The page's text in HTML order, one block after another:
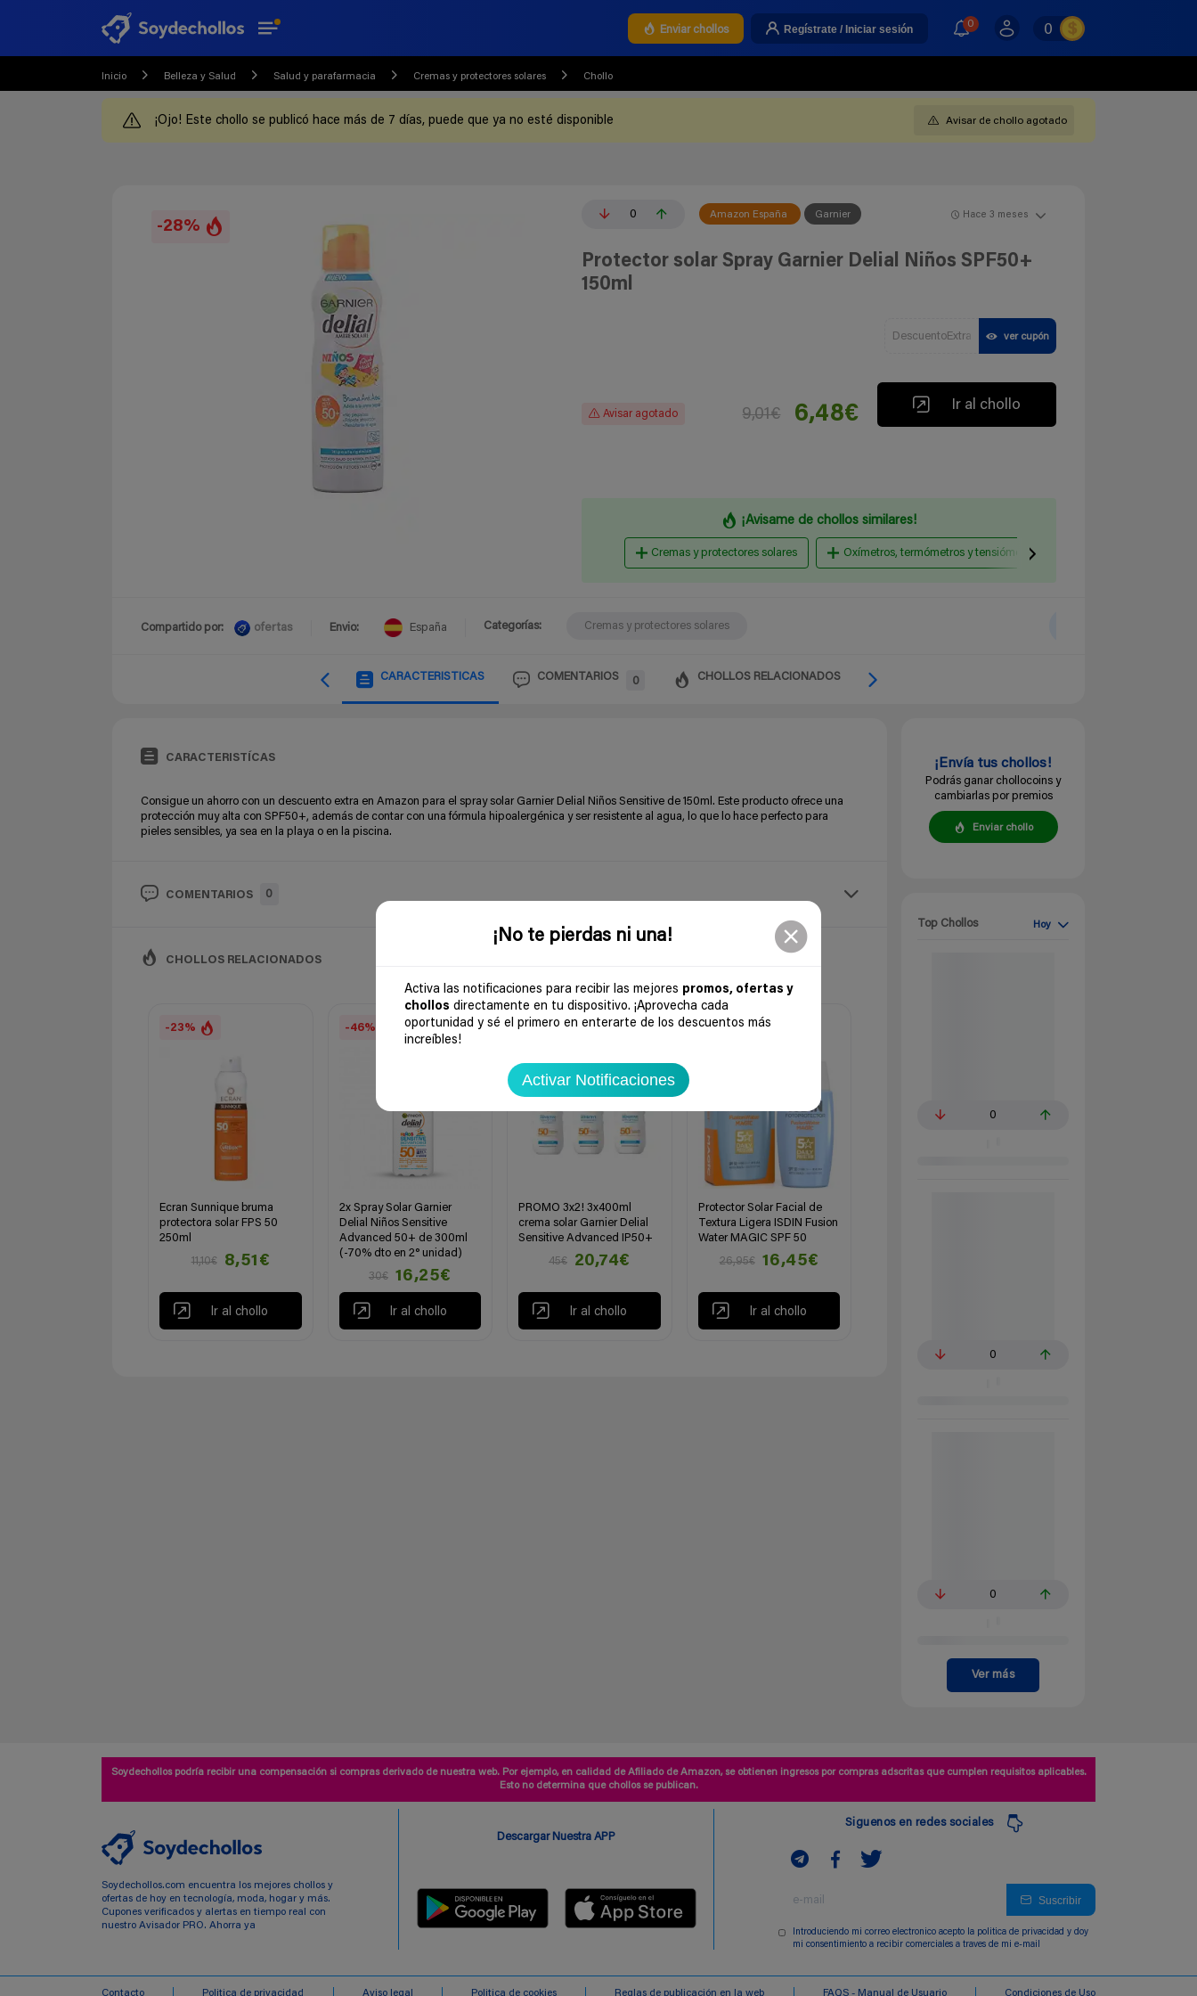
¡No te pierdas ni una!
Activa las notificaciones para recibir las mejores promos, ofertas y
chollos directamente en tu dispositivo. ¡Aprovecha cada
oportunidad y sé el primero en enterarte de los descuentos más
increíbles!
Activar Notificaciones
Enviar chollos Regístrate / Iniciar sesión 0 0
Inicio Belleza y Salud Salud y parafarmacia Cremas y protectores solares Chollo
¡Ojo! Este chollo se publicó hace más de 7 días, puede que ya no esté disponible Avisar de chollo agotado
-28%
0 Amazon España Garnier Hace 3 meses
Protector solar Spray Garnier Delial Niños SPF50+
150ml
DescuentoExtra ver cupón
Avisar agotado 9,01€ 6,48€ Ir al chollo
¡Avisame de chollos similares!
Cremas y protectores solares Oxímetros, termómetros y tensiómetros
Compartido por: ofertas Envio: España Categorías: Cremas y protectores solares
CARACTERISTICAS COMENTARIOS 0 CHOLLOS RELACIONADOS
CARACTERISTÍCAS
Consigue un ahorro con un descuento extra en Amazon para el spray solar Garnier Delial Niños Sensitive de 150ml. Este producto ofrece una
protección muy alta con SPF50+, además de contar con una fórmula hipoalergénica y ser resistente al agua, lo que lo hace perfecto para
pieles sensibles, ya sea en la playa o en la piscina.
COMENTARIOS 0
CHOLLOS RELACIONADOS
-23%
Ecran Sunnique bruma
protectora solar FPS 50
250ml
11,10€
8,51€
Ir al chollo
-46%
2x Spray Solar Garnier
Delial Niños Sensitive
Advanced 50+ de 300ml
(-70% dto en 2° unidad)
30€
16,25€
Ir al chollo
-54%
PROMO 3x2! 3x400ml
crema solar Garnier Delial
Sensitive Advanced IP50+
45€
20,74€
Ir al chollo
-39%
Protector Solar Facial de
Textura Ligera ISDIN Fusion
Water MAGIC SPF 50
26,95€
16,45€
Ir al chollo
¡Envía tus chollos!
Podrás ganar chollocoins y
cambiarlas por premios
Enviar chollo
Top Chollos Hoy
0
0
0
Ver más
Soydechollos podría recibir una compensación si compras derivado de nuestra web. Por ejemplo, en calidad de Afiliado de Amazon, se obtienen ingresos por compras adscritas que cumplen requisitos aplicables.
Esto no determina que chollos se publican.
Soydechollos.com encuentra los mejores chollos y
ofertas de hoy en tecnología, moda, hogar y más.
Cupones verificados y alertas en tiempo real con
nuestro Avisador PRO. Ahorra ya
Descargar Nuestra APP
Siguenos en redes sociales
Suscribir
Introduciendo mi correo electronico acepto la politica de privacidad y doy
mi consentimiento a recibir comerciales a traves de mi e-mail
Contacto Politica de privacidad Aviso legal Politica de cookies Reglas de publicación en la web FAQS - Manual de Usuario Condiciones de Uso